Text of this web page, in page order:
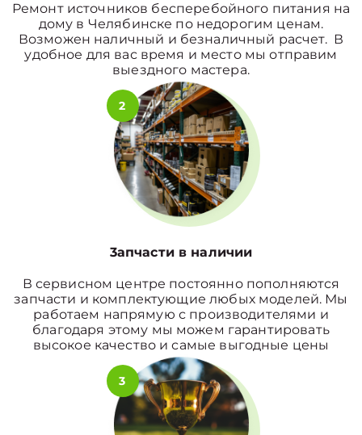
Ремонт источников бесперебойного питания на
дому в Челябинске по недорогим ценам.
Возможен наличный и безналичный расчет. В
удобное для вас время и место мы отправим
выездного мастера.
2
3апчасти в наличии
В сервисном центре постоянно пополняются
запчасти и комплектующие любых моделей. Мы
работаем напрямую с производителями и
благодаря этому мы можем гарантировать
высокое качество и самые выгодные цены
3